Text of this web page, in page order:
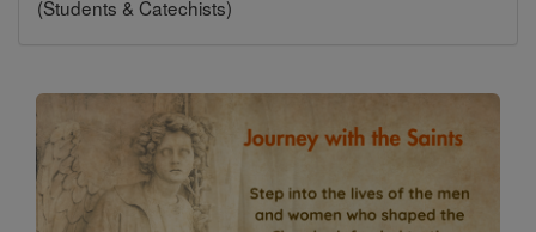
(Students & Catechists)